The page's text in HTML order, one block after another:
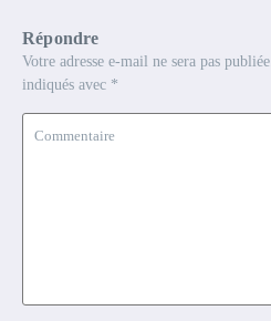
Répondre
Votre adresse e-mail ne sera pas publiée.
indiqués avec *